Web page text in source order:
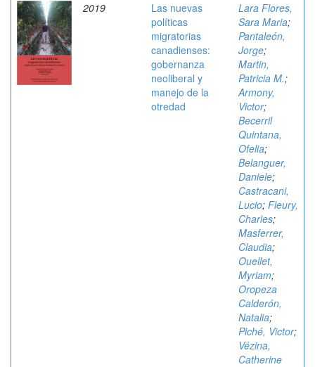
2019
Las nuevas
políticas
migratorias
canadienses:
gobernanza
neoliberal y
manejo de la
otredad
Lara Flores,
Sara Maria;
Pantaleón,
Jorge;
Martin,
Patricia M.;
Armony,
Victor;
Becerril
Quintana,
Ofelia;
Belanguer,
Daniele;
Castracani,
Lucio; Fleury,
Charles;
Masferrer,
Claudia;
Ouellet,
Myriam;
Oropeza
Calderón,
Natalia;
Piché, Victor;
Vézina,
Catherine